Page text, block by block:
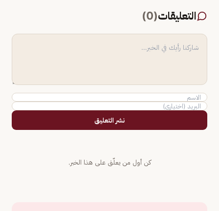
التعليقات(
0
)
نشر التعليق
كن أول من يعلّق على هذا الخبر.